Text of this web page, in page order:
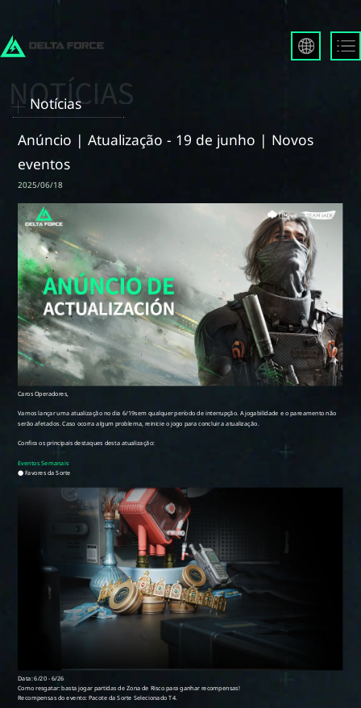
Deutsch
Português
한국어
日本語
Türkçe
Notícias
Anúncio | Atualização - 19 de junho | Novos
eventos
2025/06/18